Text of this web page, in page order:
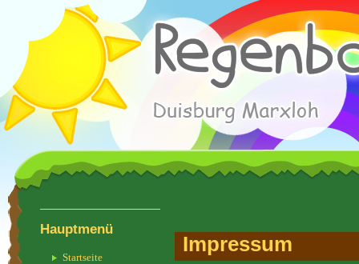
Hauptmenü
Startseite
Impressum